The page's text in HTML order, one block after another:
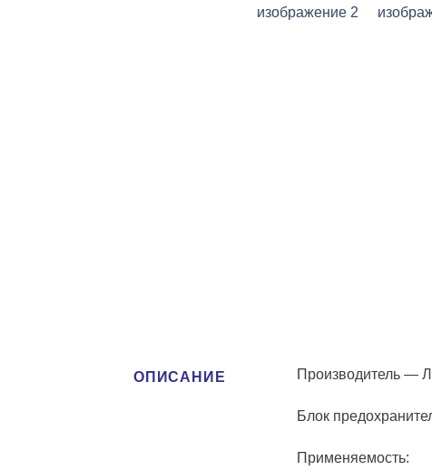
ОПИСАНИЕ Производитель —
Блок
Применяемость: